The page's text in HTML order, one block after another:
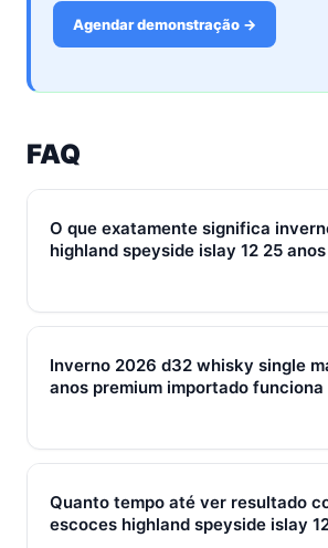
Agendar demonstração →
FAQ
O que exatamente significa
highland speyside islay 12 25
Em 2026, inverno 2026 d32 whisky
conectam captura de leads,
PMEs brasileiras, gira sempre em
Inverno 2026 d32 whisky single
anos premium importado
Sim — e quanto antes melhor.
menos esforço do que com 30. O
cartão.
Quanto tempo até ver resultado
escoces highland speyside islay